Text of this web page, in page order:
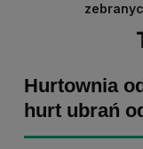
skrzydeł,
zakup
utrzymać
Hurtownia
hurt ubrań